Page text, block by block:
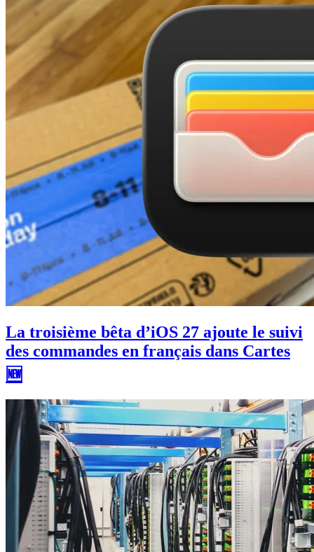
La troisième bêta d’iOS 27 ajoute le suivi
des commandes en français dans Cartes
🆕